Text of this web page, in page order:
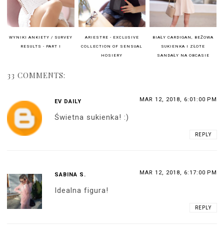
WYNIKI ANKIETY / SURVEY
RESULTS - PART I
ARIESTRE - EXCLUSIVE
COLLECTION OF SENSUAL
HOSIERY
BIAŁY CARDIGAN, BEŻOWA
SUKIENKA I ZŁOTE
SANDAŁY NA OBCASIE
33 COMMENTS:
EV DAILY MAR 12, 2018, 6:01:00 PM
Świetna sukienka! :)
REPLY
SABINA S. MAR 12, 2018, 6:17:00 PM
Idealna figura!
REPLY